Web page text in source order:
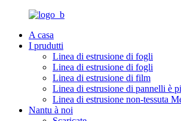
A casa
I prudutti
Linea di estrusione di fogli
Linea di estrusione di fogli
Linea di estrusione di film
Linea di estrusione di pannelli è
Linea di estrusione non-tessuta
Nantu à noi